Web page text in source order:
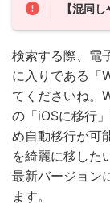
【混同
検索する際、電
に入りである「
てくださいね。
の「iOSに移行
め自動移行が可
を綺麗に移した
最新バージョン
ます。